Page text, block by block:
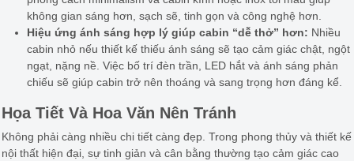
không gian sáng hơn, sạch sẽ, tinh gọn và công nghệ hơn.
Hiệu ứng ánh sáng hợp lý giúp cabin “dễ thở” hơn: Nhiều
cabin nhỏ nếu thiết kế thiếu ánh sáng sẽ tạo cảm giác chật, ngột
ngạt, nặng nề. Việc bố trí đèn trần, LED hắt và ánh sáng phản
chiếu sẽ giúp cabin trở nên thoáng và sang trọng hơn đáng kể.
Họa Tiết Và Hoa Văn Nên Tránh
Không phải càng nhiều chi tiết càng đẹp. Trong phong thủy và thiết kế
nội thất hiện đại, sự tinh giản và cân bằng thường tạo cảm giác cao